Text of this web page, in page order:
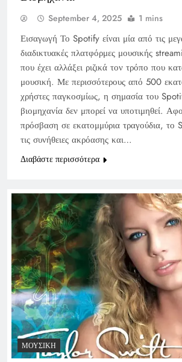
September 4, 2025 1 mins
Εισαγωγή Το Spotify είναι μία από τις
διαδικτυακές πλατφόρμες μουσικής
που έχει αλλάξει ριζικά τον τρόπο που
μουσική. Με περισσότερους από 500
χρήστες παγκοσμίως, η σημασία του
βιομηχανία δεν μπορεί να υποτιμηθεί.
πρόσβαση σε εκατομμύρια τραγούδια, το
τις συνήθειες ακρόασης και…
Διαβάστε περισσότερα
ΜΟΥΣΙΚΉ